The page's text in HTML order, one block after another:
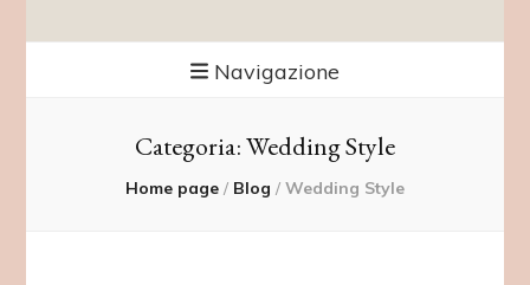
Navigazione
Categoria:Wedding Style
Home page / Blog / Wedding Style